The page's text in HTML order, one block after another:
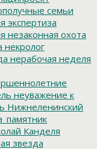
семьи
экспертиза
незаконная охота
некролог
нерабочая неделя
неуважение к
Нижнеленинский
Канделя
звезда